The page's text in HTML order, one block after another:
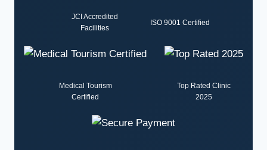
JCI Accredited
Facilities
ISO 9001 Certified
Medical Tourism
Certified
Top Rated Clinic
2025